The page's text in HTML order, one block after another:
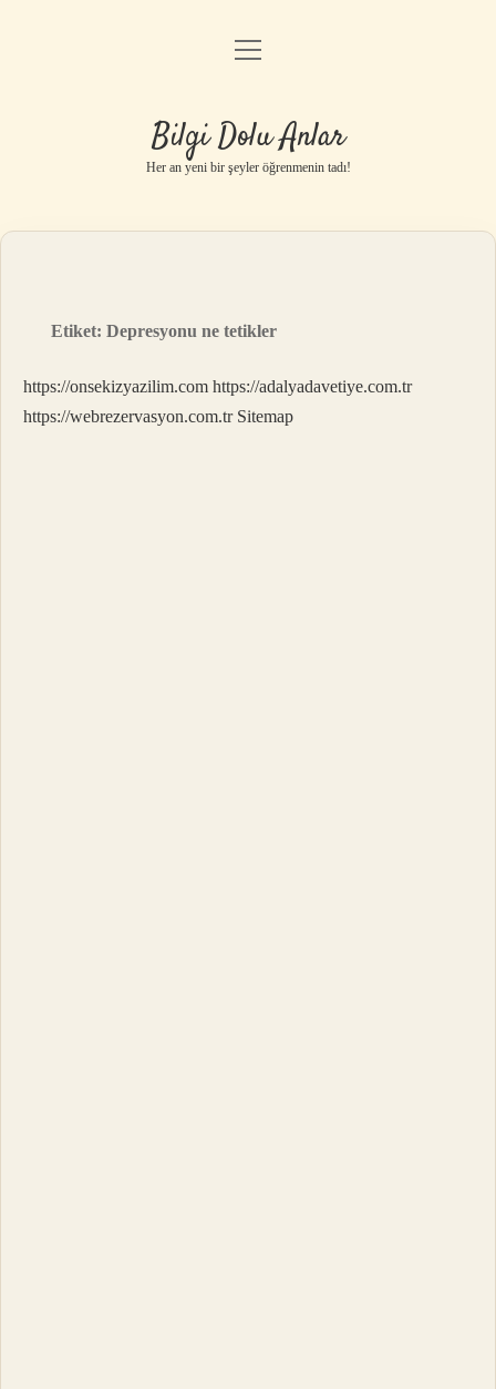
Anasayfa
Yasal Uyarı
menüyü
Bilgi Dolu Anlar
Her an yeni bir şeyler öğrenmenin tadı!
Etiket:Depresyonu ne tetikler
https://onsekizyazilim.com https://adalyadavetiye.com.tr
https://webrezervasyon.com.tr Sitemap